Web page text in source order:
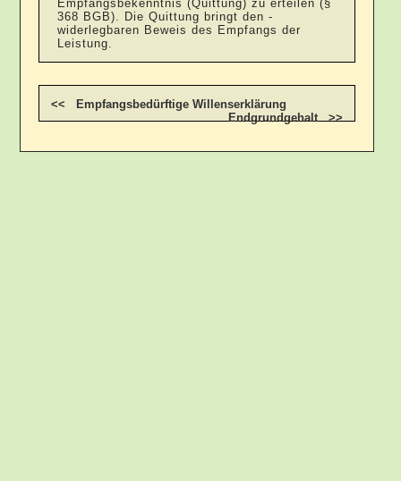
Empfangsbekenntnis (Quittung) zu erteilen (§
368 BGB). Die Quittung bringt den -
widerlegbaren Beweis des Empfangs der
Leistung.
<< Empfangsbedürftige Willenserklärung
Endgrundgehalt >>